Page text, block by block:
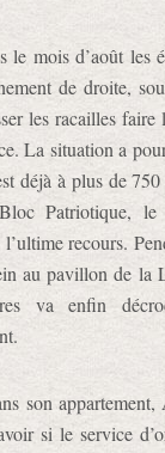
le mois d’août les
de droite,
les racailles
La situation a
déjà à plus de
Patriotique, le
recours.
au pavillon de la
va enfin
son
si le service